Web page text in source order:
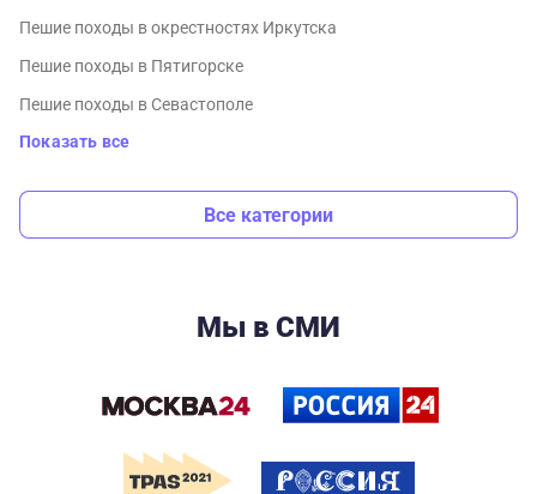
Пешие походы в окрестностях Иркутска
Пешие походы в Пятигорске
Пешие походы в Севастополе
Показать все
Все категории
Мы в СМИ